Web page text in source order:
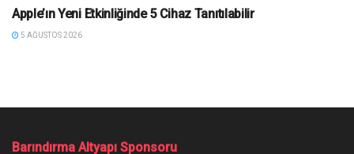
Apple’ın Yeni Etkinliğinde 5 Cihaz Tanıtılabilir
5 AĞUSTOS 2026